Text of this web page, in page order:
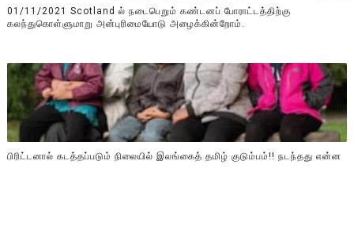
01/11/2021 Scotland ல் நடைபெறும் கண்டனப் போராட்டத்திற்கு
கலந்துகொள்ளுமாறு அன்புரிமையோடு அழைக்கின்றோம்.
பிரிட்டனால் கடத்தப்படும் நிலையில் இலங்கைத் தமிழ் குடும்பம்!! நடந்தது என்ன